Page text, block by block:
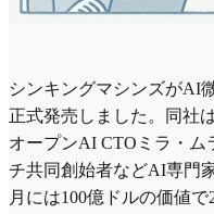
シンキングマシンズがAI
正式発売しました。同社
オープンAI CTOミラ・ム
チ共同創始者などAI専門
月には100億ドルの価値で